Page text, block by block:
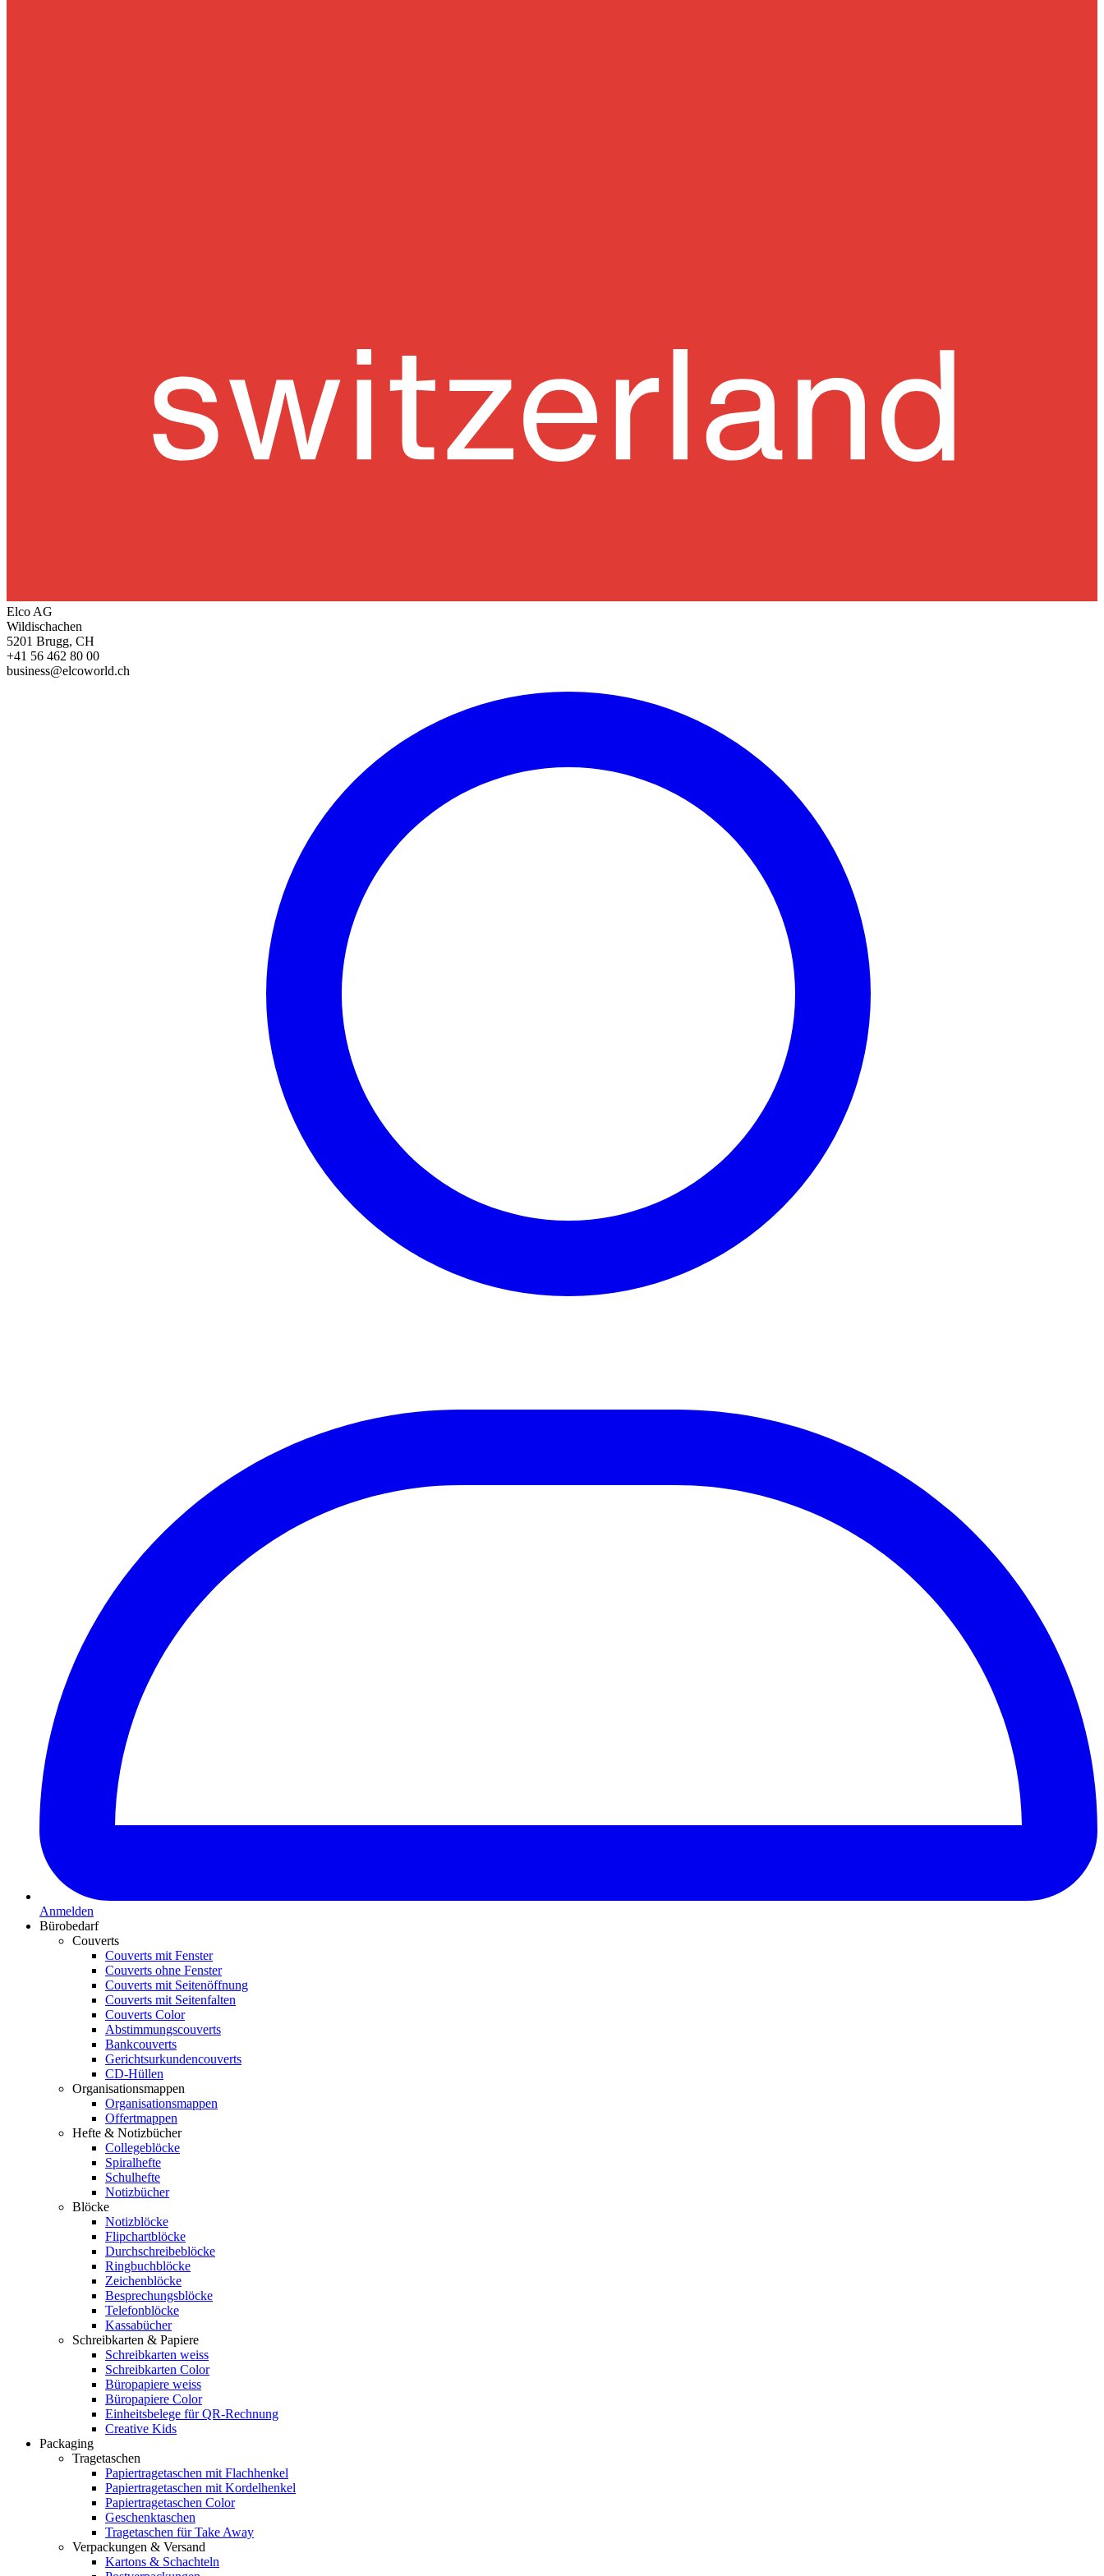
Elco AG
Wildischachen
5201 Brugg, CH
+41 56 462 80 00
business@elcoworld.ch
Anmelden
Bürobedarf
Couverts
Couverts mit Fenster
Couverts ohne Fenster
Couverts mit Seitenöffnung
Couverts mit Seitenfalten
Couverts Color
Abstimmungscouverts
Bankcouverts
Gerichtsurkundencouverts
CD-Hüllen
Organisationsmappen
Organisationsmappen
Offertmappen
Hefte & Notizbücher
Collegeblöcke
Spiralhefte
Schulhefte
Notizbücher
Blöcke
Notizblöcke
Flipchartblöcke
Durchschreibeblöcke
Ringbuchblöcke
Zeichenblöcke
Besprechungsblöcke
Telefonblöcke
Kassabücher
Schreibkarten & Papiere
Schreibkarten weiss
Schreibkarten Color
Büropapiere weiss
Büropapiere Color
Einheitsbelege für QR-Rechnung
Creative Kids
Packaging
Tragetaschen
Papiertragetaschen mit Flachhenkel
Papiertragetaschen mit Kordelhenkel
Papiertragetaschen Color
Geschenktaschen
Tragetaschen für Take Away
Verpackungen & Versand
Kartons & Schachteln